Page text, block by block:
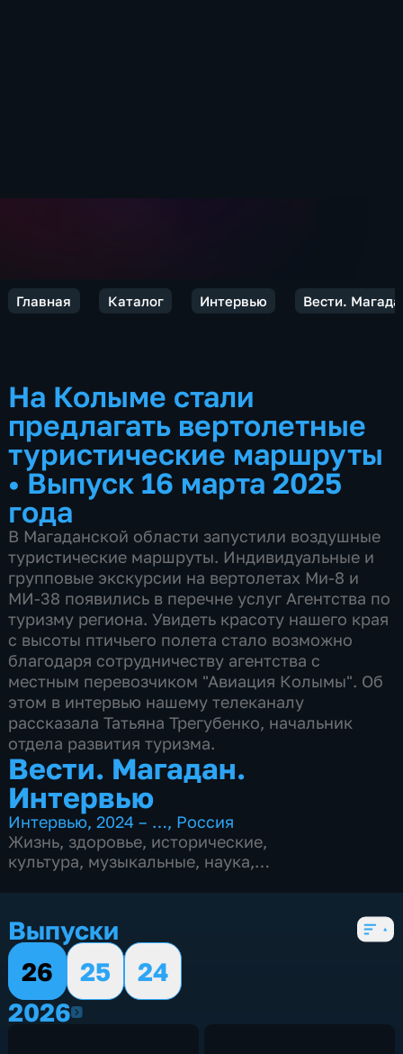
Главная Каталог Интервью Вести.
На Колыме стали
предлагать вертолетные
туристические маршруты
•Выпуск 16 марта 2025
года
В Магаданской области запустили воздушные
туристические маршруты. Индивидуальные и
групповые экскурсии на вертолетах Ми-8 и
МИ-38 появились в перечне услуг Агентства по
туризму региона. Увидеть красоту нашего края
с высоты птичьего полета стало возможно
благодаря сотрудничеству агентства с
местным перевозчиком "Авиация Колымы". Об
этом в интервью нашему телеканалу
рассказала Татьяна Трегубенко, начальник
отдела развития туризма.
Вести. Магадан.
Интервью
Интервью,2024 – …, Россия
Жизнь, здоровье, исторические,
культура, музыкальные, наука,
3 сезона, 376 выпусков
Выпуски
26
25
24
20262026